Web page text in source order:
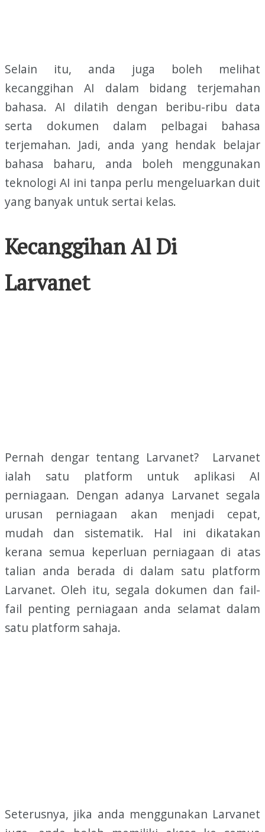
Selain itu, anda juga boleh melihat
kecanggihan AI dalam bidang terjemahan
bahasa. AI dilatih dengan beribu-ribu data
serta dokumen dalam pelbagai bahasa
terjemahan. Jadi, anda yang hendak belajar
bahasa baharu, anda boleh menggunakan
teknologi AI ini tanpa perlu mengeluarkan duit
yang banyak untuk sertai kelas.
Kecanggihan Al Di
Larvanet
Pernah dengar tentang Larvanet? Larvanet
ialah satu platform untuk aplikasi AI
perniagaan. Dengan adanya Larvanet segala
urusan perniagaan akan menjadi cepat,
mudah dan sistematik. Hal ini dikatakan
kerana semua keperluan perniagaan di atas
talian anda berada di dalam satu platform
Larvanet. Oleh itu, segala dokumen dan fail-
fail penting perniagaan anda selamat dalam
satu platform sahaja.
Seterusnya, jika anda menggunakan Larvanet